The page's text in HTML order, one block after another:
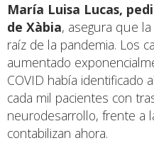
María Luisa Lucas,
de Xàbia, asegura que
raíz de la pandemia. Los
aumentado
COVID había identificado
cada mil pacientes con
neurodesarrollo, frente a
contabilizan ahora.